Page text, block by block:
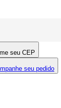
seu CEP
seu pedido